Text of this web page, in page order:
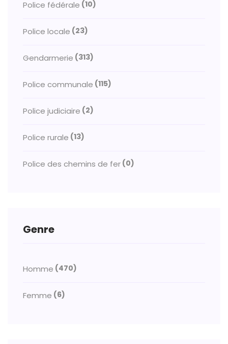
Police fédérale (10)
Police locale (23)
Gendarmerie (313)
Police communale (115)
Police judiciaire (2)
Police rurale (13)
Police des chemins de fer (0)
Genre
Homme (470)
Femme (6)